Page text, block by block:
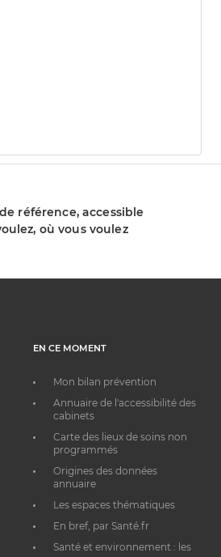
référence, accessible
où vous voulez
EN CE MOMENT
Mon bilan prévention
Annuaire de l'accessibilité des
cabinets
Carte des lieux de soins non
programmés
Origines des données
annuaire
Les espaces thématiques
En bref, par Santé.fr
Santé et environnement : les